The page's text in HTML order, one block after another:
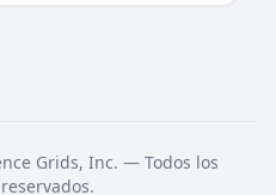
Grids, Inc. — Todos los